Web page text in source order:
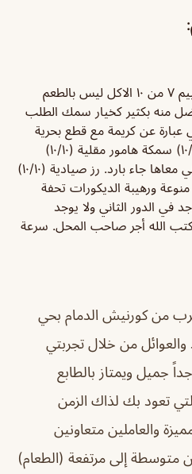
الديكور جميل الاكل بعطية تقييم ٧ من ١٠ الاكل ليس بالطعم
منه بكثير كخيار سمك الطلب
عبارة عن كريمة مع قطع بحرية
(٨/١٠). وجبة روبيان مشوي (١٠/١٠) سمكة هامور مقلية (١٠/١٠)
العيب الوحيد أن البطاطس اللي معاها جاء بارد. رز صيادية (١٠/١٠)
ورهيبة الديكورات تحفة
في الدور الثاني ولا يوجد
الله أجر صاحب المحل. سرعة
من كورنيش الدمام بحي
والعوائل من خلال تجربتي
للمطعم : – (الديكور ) ١٠/١٠ جداً جميل ويمتاز بالطابع
تعود بك لذاك الزمن
١٠/١٠ جداً مميزة والعاملين متعاونين
(الأسعار ) ١٠/٧ من متوسطة إلى مرتفعة (الطعام)